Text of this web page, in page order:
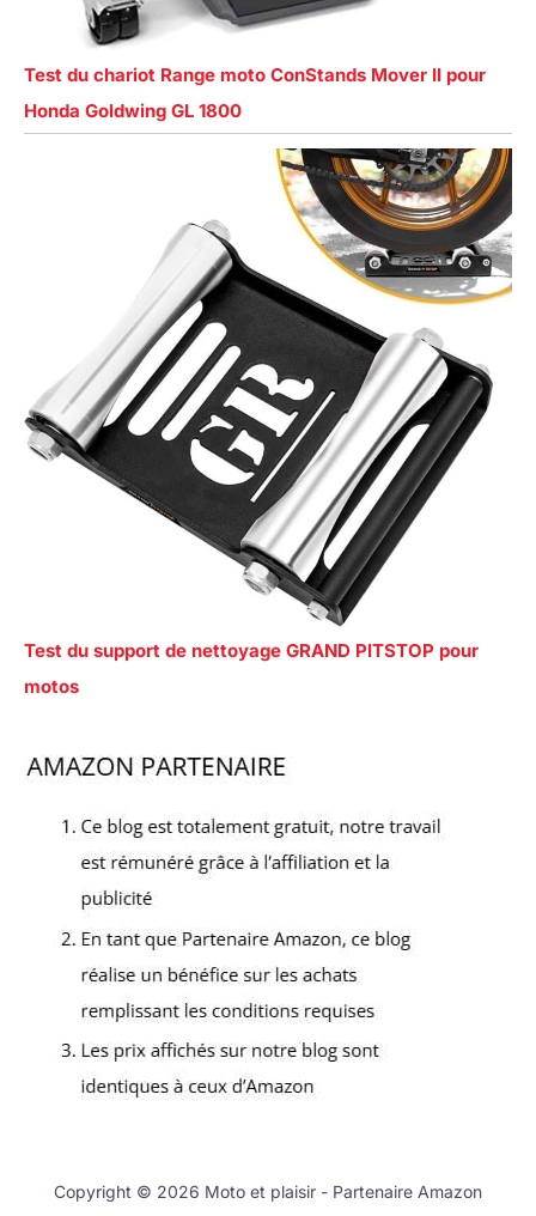
Test du chariot Range moto ConStands Mover II pour
Honda Goldwing GL 1800
Test du support de nettoyage GRAND PITSTOP pour
motos
Copyright © 2026 Moto et plaisir - Partenaire Amazon